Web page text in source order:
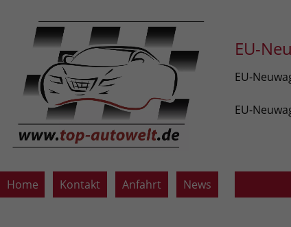
EU-
EU-
EU-
Home Kontakt Anfahrt News